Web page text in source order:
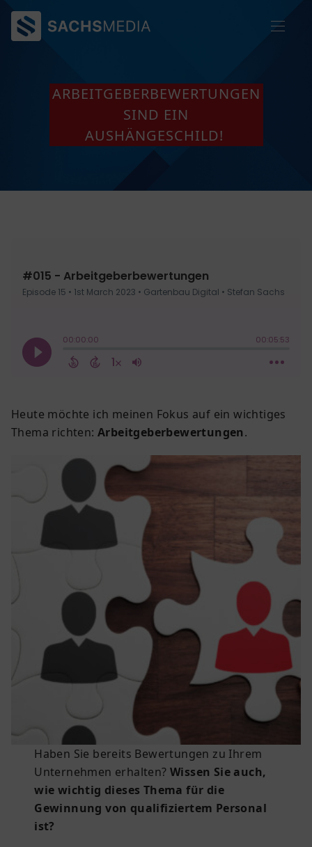
ARBEITGEBERBEWERTUNGEN
SIND EIN
AUSHÄNGESCHILD!
Heute möchte ich meinen Fokus auf ein wichtiges
Thema richten:Arbeitgeberbewertungen.
Haben Sie bereits Bewertungen zu Ihrem
Unternehmen erhalten?Wissen Sie auch,
wie wichtig dieses Thema für die
Gewinnung von qualifiziertem Personal
ist?